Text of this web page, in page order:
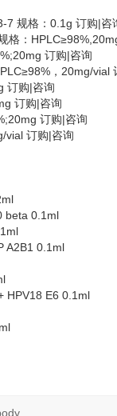
7 规格：0.1g 订购|咨
格：
订购|咨询
，20mg/vial
订购|咨询
订购|咨询
订购|咨询
vial 订购|咨询
beta 0.1ml
A2B1 0.1ml
HPV18 E6 0.1ml